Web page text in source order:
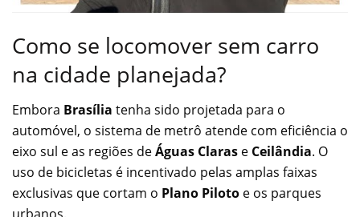
Como se locomover sem carro
na cidade planejada?
Embora Brasília tenha sido projetada para o
automóvel, o sistema de metrô atende com eficiência o
eixo sul e as regiões deÁguas Claras e Ceilândia. O
uso de bicicletas é incentivado pelas amplas faixas
exclusivas que cortam o Plano Piloto e os parques